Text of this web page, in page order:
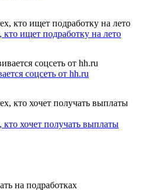
ищет подработку на лето
соцсеть от hh.ru
хочет получать выплаты